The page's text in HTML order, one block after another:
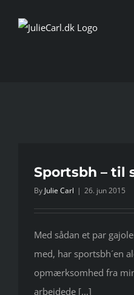
Sportsbh – til
By Julie Carl | 26. jun 2015
Med sådan et par
med, har sportsbh´en
opmærksomhed fra
arbejdede [...]